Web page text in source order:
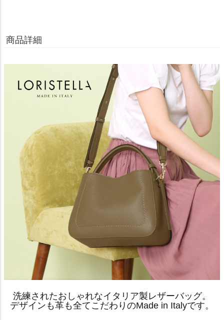
商品詳細
洗練されたおしゃれなイタリア製レザーバッグ。
デザインも革も全てこだわりのMade in Italyです。